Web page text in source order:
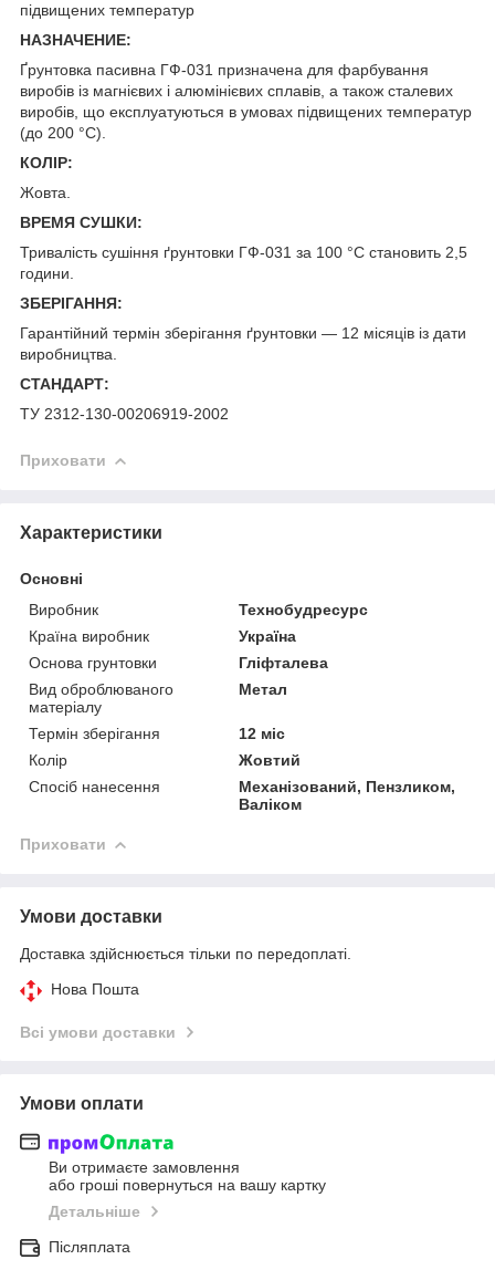
підвищених температур
НАЗНАЧЕНИЕ:
Ґрунтовка пасивна ГФ-031 призначена для фарбування
виробів із магнієвих і алюмінієвих сплавів, а також сталевих
виробів, що експлуатуються в умовах підвищених температур
(до 200 °C).
КОЛІР:
Жовта.
ВРЕМЯ СУШКИ:
Тривалість сушіння ґрунтовки ГФ-031 за 100 °C становить 2,5
години.
ЗБЕРІГАННЯ:
Гарантійний термін зберігання ґрунтовки — 12 місяців із дати
виробництва.
СТАНДАРТ:
ТУ 2312-130-00206919-2002
Приховати
Характеристики
Основні
Виробник
Технобудресурс
Країна виробник
Україна
Основа грунтовки
Гліфталева
Вид оброблюваного
матеріалу
Метал
Термін зберігання
12 міс
Колір
Жовтий
Спосіб нанесення
Механізований, Пензликом,
Валіком
Приховати
Умови доставки
Доставка здійснюється тільки по передоплаті.
Нова Пошта
Всі умови доставки
Умови оплати
Ви отримаєте замовлення
або гроші повернуться на вашу картку
Детальніше
Післяплата